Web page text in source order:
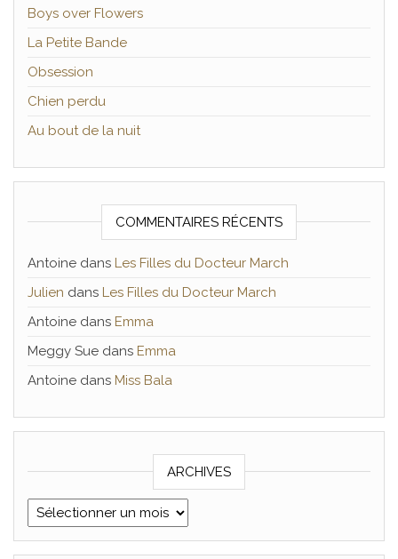
Boys over Flowers
La Petite Bande
Obsession
Chien perdu
Au bout de la nuit
COMMENTAIRES RÉCENTS
Antoine dans Les Filles du Docteur March
Julien dans Les Filles du Docteur March
Antoine dans Emma
Meggy Sue dans Emma
Antoine dans Miss Bala
ARCHIVES
Archives